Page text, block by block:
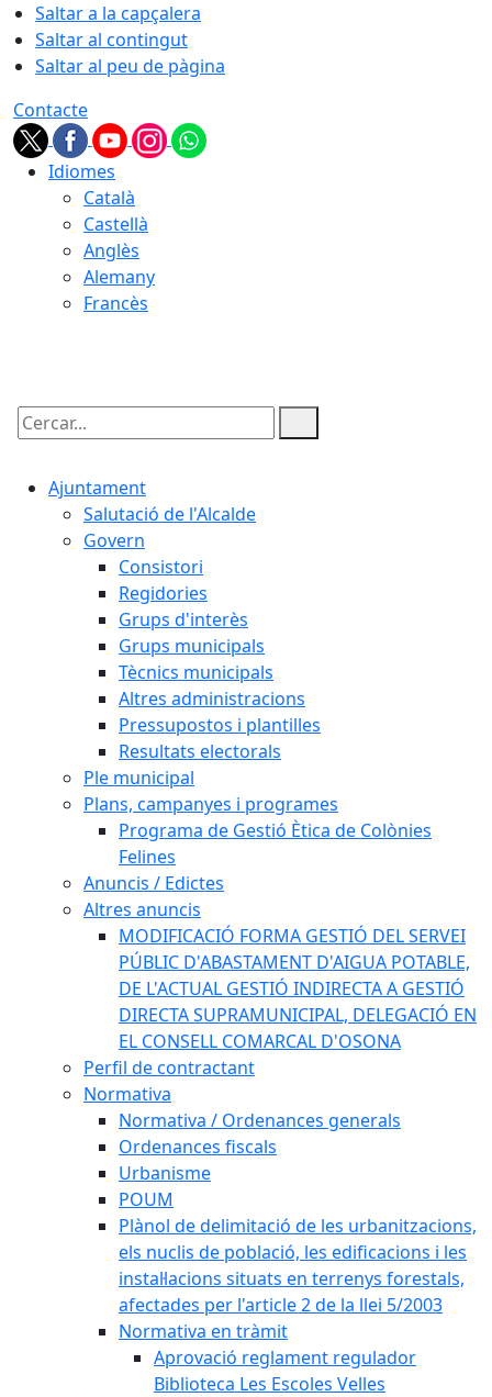
Saltar a la capçalera
Saltar al contingut
Saltar al peu de pàgina
Contacte
Idiomes
Català
Castellà
Anglès
Alemany
Francès
Cercar:
Ajuntament
Salutació de l'Alcalde
Govern
Consistori
Regidories
Grups d'interès
Grups municipals
Tècnics municipals
Altres administracions
Pressupostos i plantilles
Resultats electorals
Ple municipal
Plans, campanyes i programes
Programa de Gestió Ètica de Colònies
Felines
Anuncis / Edictes
Altres anuncis
MODIFICACIÓ FORMA GESTIÓ DEL SERVEI
PÚBLIC D'ABASTAMENT D'AIGUA POTABLE,
DE L'ACTUAL GESTIÓ INDIRECTA A GESTIÓ
DIRECTA SUPRAMUNICIPAL, DELEGACIÓ EN
EL CONSELL COMARCAL D'OSONA
Perfil de contractant
Normativa
Normativa / Ordenances generals
Ordenances fiscals
Urbanisme
POUM
Plànol de delimitació de les urbanitzacions,
els nuclis de població, les edificacions i les
instal·lacions situats en terrenys forestals,
afectades per l'article 2 de la llei 5/2003
Normativa en tràmit
Aprovació reglament regulador
Biblioteca Les Escoles Velles